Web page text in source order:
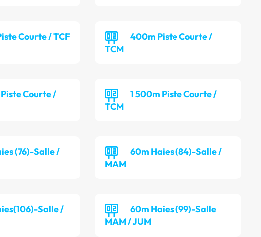
Courte / TCF
400m Piste Courte /
TCM
Courte /
1 500m Piste Courte /
TCM
(76)-Salle /
60m Haies (84)-Salle /
MAM
Salle /
60m Haies (99)-Salle
MAM / JUM